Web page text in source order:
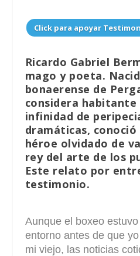
Click para apoyar
Ricardo Gabriel
mago y poeta.
bonaerense de
considera habitante
infinidad de
dramáticas,
héroe olvidado de
rey del arte de los
Este relato por
testimonio.
Aunque el boxeo
entorno antes de que
mi viejo, las noticias